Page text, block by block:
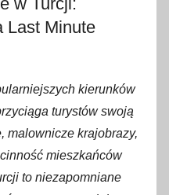
Last Minute
kierunków
turystów swoją
malownicze krajobrazy,
mieszkańców
to niezapomniane